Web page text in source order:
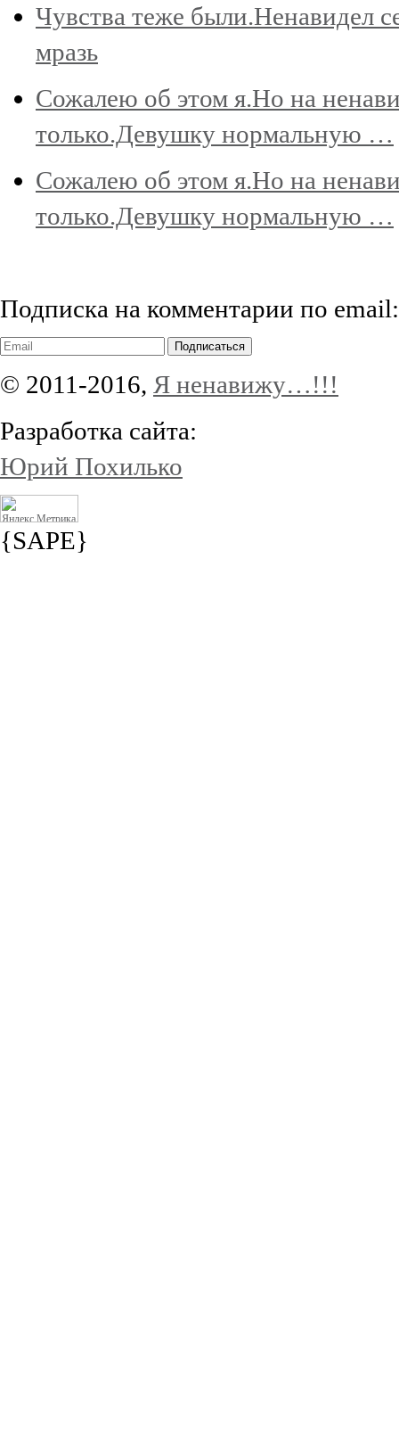
Чувства теже были.Ненавидел
мразь
Сожалею об этом я.Но на
только.Девушку нормальную …
Сожалею об этом я.Но на
только.Девушку нормальную …
Подписка на комментарии по email:
Подписаться
© 2011-2016, Я ненавижу…!!!
Разработка сайта:
Юрий Похилько
{SAPE}